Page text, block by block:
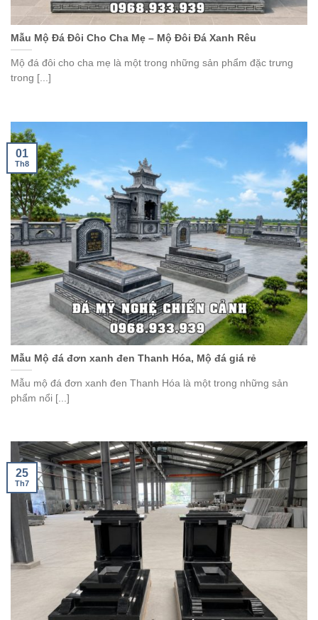
Mẫu Mộ Đá Đôi Cho Cha Mẹ – Mộ Đôi Đá Xanh Rêu
Mộ đá đôi cho cha mẹ là một trong những sản phẩm đặc trưng
trong [...]
Mẫu Mộ đá đơn xanh đen Thanh Hóa, Mộ đá giá rẻ
Mẫu mộ đá đơn xanh đen Thanh Hóa là một trong những sản
phẩm nổi [...]
01
Th8
25
Th7